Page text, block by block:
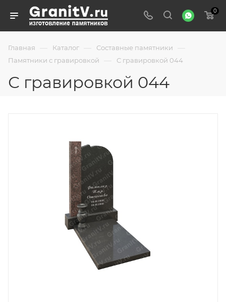
0
Главная — Каталог — Составные памятники —
Памятники с гравировкой — С гравировкой 044
С гравировкой 044